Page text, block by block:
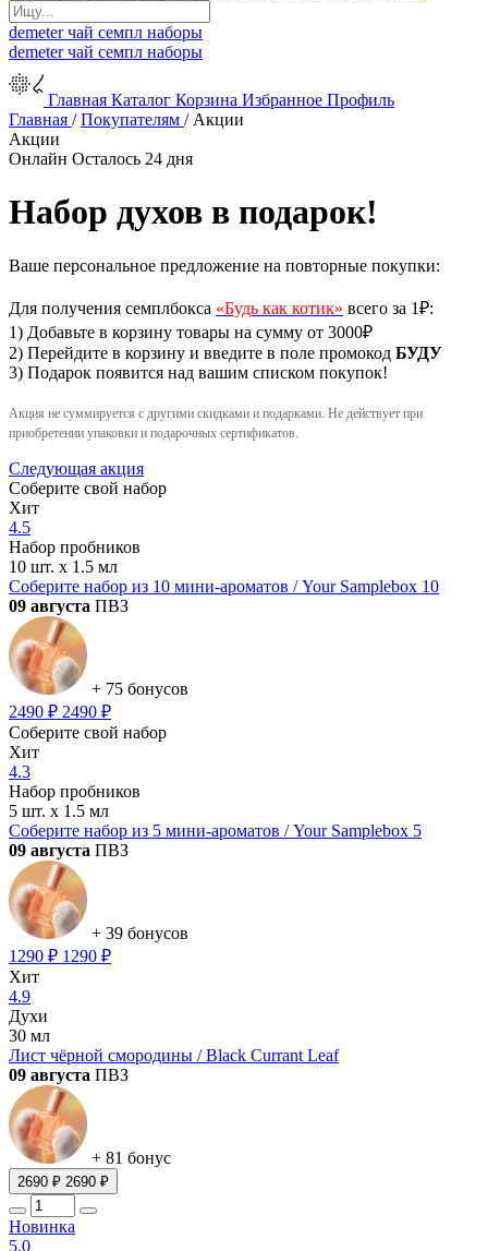
demeterчай семпл наборы
demeterчай семпл наборы
Главная Каталог Корзина Избранное Профиль
Главная /Покупателям / Акции
Акции
Онлайн Осталось 24 дня
Набор духов в подарок!
Ваше персональное предложение на повторные покупки:
Для получения семплбокса «Будь как котик» всего за 1₽:
1) Добавьте в корзину товары на сумму от 3000₽
2) Перейдите в корзину и введите в поле промокод БУДУ
3) Подарок появится над вашим списком покупок!
Акция не суммируется с другими скидками и подарками. Не действует при
приобретении упаковки и подарочных сертификатов.
Следующая акция
Cоберите свой набор
Хит
4.5
Набор пробников
10 шт. х 1.5 мл
Соберите набор из 10 мини-ароматов / Your Samplebox 10
09 августа ПВЗ
+ 75 бонусов
2490 ₽ 2490 ₽
Cоберите свой набор
Хит
4.3
Набор пробников
5 шт. х 1.5 мл
Соберите набор из 5 мини-ароматов / Your Samplebox 5
09 августа ПВЗ
+ 39 бонусов
1290 ₽ 1290 ₽
Хит
4.9
Духи
30 мл
Лист чёрной смородины / Black Currant Leaf
09 августа ПВЗ
+ 81 бонус
2690 ₽ 2690 ₽
Новинка
5.0